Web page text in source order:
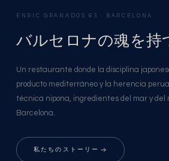
ENRIC GRANADOS 63 · BARCELONA
バルセロナの魂を持
Un restaurante donde la disciplina
producto mediterráneo y la herencia
técnica nipona, ingredientes del mar y del
Barcelona.
私たちのストーリー